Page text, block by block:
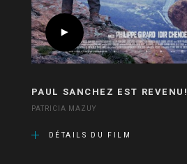
PAUL SANCHEZ EST REVENU!
PATRICIA MAZUY
DÉTAILS DU FILM